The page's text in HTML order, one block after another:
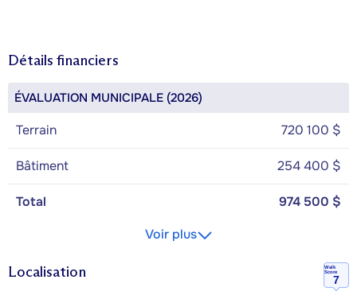
Détails financiers
ÉVALUATION MUNICIPALE (2026)
Terrain 720 100 $
Bâtiment 254 400 $
Total
974 500 $
Voir plus
Localisation
Walk
Score
7